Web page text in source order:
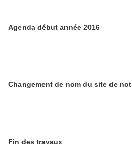
Agenda début année 2016
Changement de nom du site de
Fin des travaux